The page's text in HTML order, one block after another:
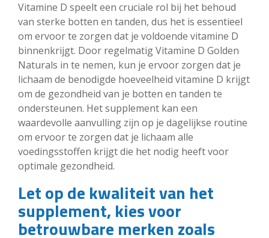
Vitamine D speelt een cruciale rol bij het behoud
van sterke botten en tanden, dus het is essentieel
om ervoor te zorgen dat je voldoende vitamine D
binnenkrijgt. Door regelmatig Vitamine D Golden
Naturals in te nemen, kun je ervoor zorgen dat je
lichaam de benodigde hoeveelheid vitamine D krijgt
om de gezondheid van je botten en tanden te
ondersteunen. Het supplement kan een
waardevolle aanvulling zijn op je dagelijkse routine
om ervoor te zorgen dat je lichaam alle
voedingsstoffen krijgt die het nodig heeft voor
optimale gezondheid.
Let op de kwaliteit van het
supplement, kies voor
betrouwbare merken zoals